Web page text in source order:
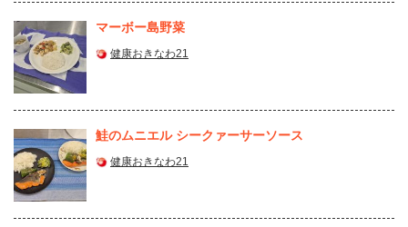
マーボー島野菜
健康おきなわ21
鮭のムニエル シークァーサーソース
健康おきなわ21